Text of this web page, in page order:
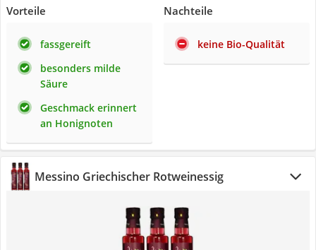
Vorteile
fassgereift
besonders milde
Säure
Geschmack erinnert
an Honignoten
Nachteile
keine Bio-Qualität
Messino Griechischer Rotweinessig